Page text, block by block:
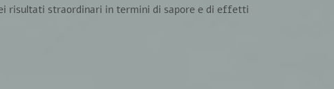
risultati straordinari in termini di sapore e di effetti